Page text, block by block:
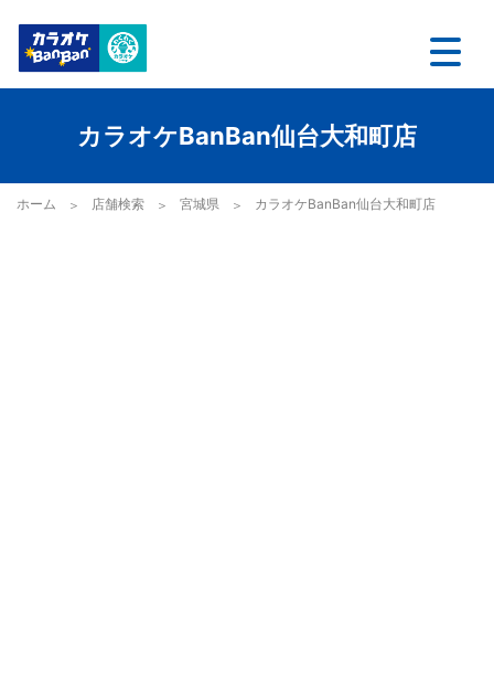
カラオケBanBan仙台大和町店
ホーム 店舗検索 宮城県 カラオケBanBan仙台大和町店